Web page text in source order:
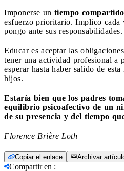
Imponerse un tiempo
esfuerzo prioritario. Implico cada
pongo ante sus responsabilidades.
Educar es aceptar las
tener una actividad profesional a
esperar hasta haber salido de
hijos.
Estaría bien que los padres
equilibrio psicoafectivo de un
de su presencia y del tiempo
Florence Brière Loth
Copiar el enlace Archivar
Compartir en :